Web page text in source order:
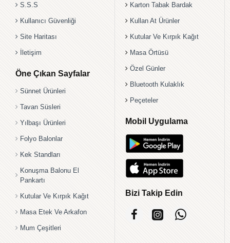
S.S.S
Kullanıcı Güvenliği
Site Haritası
İletişim
Öne Çıkan Sayfalar
Sünnet Ürünleri
Tavan Süsleri
Yılbaşı Ürünleri
Folyo Balonlar
Kek Standları
Konuşma Balonu El
Pankartı
Kutular Ve Kırpık Kağıt
Masa Etek Ve Arkafon
Mum Çeşitleri
Karton Tabak Bardak
Kullan At Ürünler
Kutular Ve Kırpık Kağıt
Masa Örtüsü
Özel Günler
Bluetooth Kulaklık
Peçeteler
Mobil Uygulama
Bizi Takip Edin